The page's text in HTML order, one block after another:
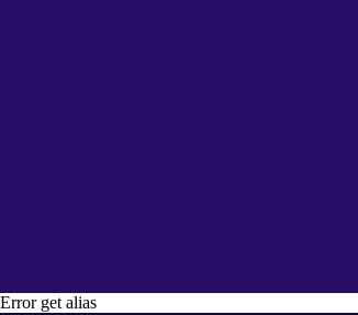
Error get alias